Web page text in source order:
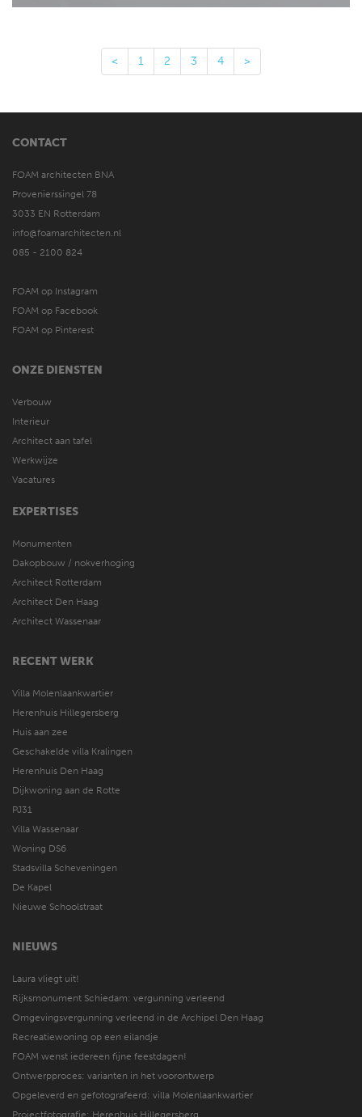
< 1 2 3 4 >
CONTACT
FOAM architecten BNA
Provenierssingel 78
3033 EN Rotterdam
info@foamarchitecten.nl
085 - 2100 824
FOAM op Instagram
FOAM op Facebook
FOAM op Pinterest
ONZE DIENSTEN
Verbouw
Interieur
Architect aan tafel
Werkwijze
Vacatures
EXPERTISES
Monumenten
Dakopbouw / nokverhoging
Architect Rotterdam
Architect Den Haag
Architect Wassenaar
RECENT WERK
Villa Molenlaankwartier
Herenhuis Hillegersberg
Huis aan zee
Geschakelde villa Kralingen
Herenhuis Den Haag
Dijkwoning aan de Rotte
PJ31
Villa Wassenaar
Woning DS6
Stadsvilla Scheveningen
De Kapel
Nieuwe Schoolstraat
NIEUWS
Laura vliegt uit!
Rijksmonument Schiedam: vergunning verleend
Omgevingsvergunning verleend in de Archipel Den Haag
Recreatiewoning op een eilandje
FOAM wenst iedereen fijne feestdagen!
Ontwerpproces: varianten in het voorontwerp
Opgeleverd en gefotografeerd: villa Molenlaankwartier
Projectfotografie: Herenhuis Hillegersberg